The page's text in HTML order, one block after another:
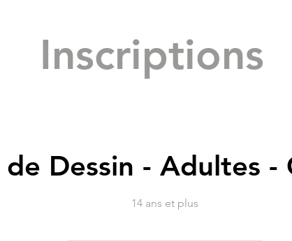
Inscriptions
de Dessin - Adultes -
14 ans et plus